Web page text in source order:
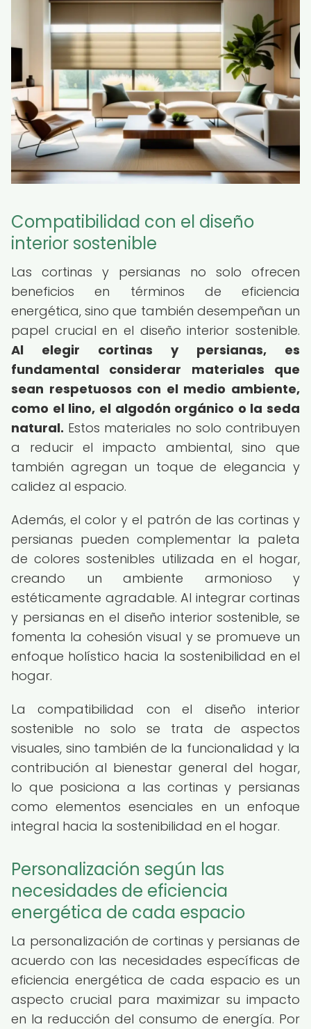
Compatibilidad con el diseño
interior sostenible
Las cortinas y persianas no solo ofrecen
beneficios en términos de eficiencia
energética, sino que también desempeñan un
papel crucial en el diseño interior sostenible.
Al elegir cortinas y persianas, es
fundamental considerar materiales que
sean respetuosos con el medio ambiente,
como el lino, el algodón orgánico o la seda
natural. Estos materiales no solo contribuyen
a reducir el impacto ambiental, sino que
también agregan un toque de elegancia y
calidez al espacio.
Además, el color y el patrón de las cortinas y
persianas pueden complementar la paleta
de colores sostenibles utilizada en el hogar,
creando un ambiente armonioso y
estéticamente agradable. Al integrar cortinas
y persianas en el diseño interior sostenible, se
fomenta la cohesión visual y se promueve un
enfoque holístico hacia la sostenibilidad en el
hogar.
La compatibilidad con el diseño interior
sostenible no solo se trata de aspectos
visuales, sino también de la funcionalidad y la
contribución al bienestar general del hogar,
lo que posiciona a las cortinas y persianas
como elementos esenciales en un enfoque
integral hacia la sostenibilidad en el hogar.
Personalización según las
necesidades de eficiencia
energética de cada espacio
La personalización de cortinas y persianas de
acuerdo con las necesidades específicas de
eficiencia energética de cada espacio es un
aspecto crucial para maximizar su impacto
en la reducción del consumo de energía. Por